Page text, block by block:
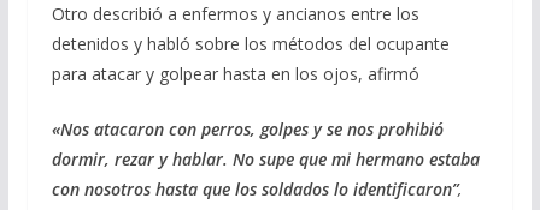
Otro describió a enfermos y ancianos entre los
detenidos y habló sobre los métodos del ocupante
para atacar y golpear hasta en los ojos, afirmó
«Nos atacaron con perros, golpes y se nos prohibió
dormir, rezar y hablar. No supe que mi hermano estaba
con nosotros hasta que los soldados lo identificaron”,